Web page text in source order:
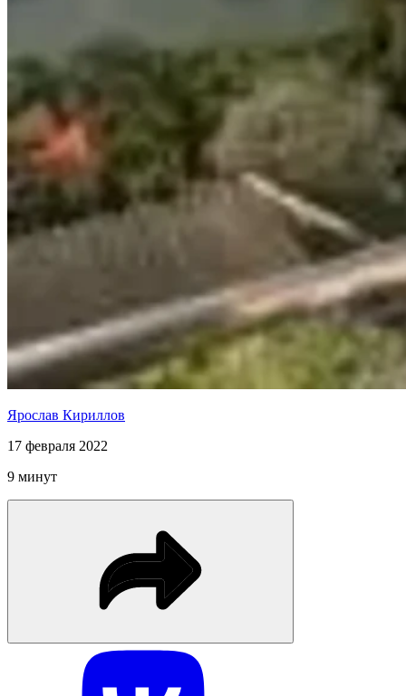
Ярослав Кириллов
17 февраля 2022
9 минут